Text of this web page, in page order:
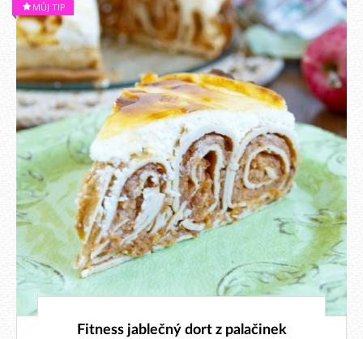
MŮJ TIP
21. 10. 2024
Fitness jablečný dort z palačinek